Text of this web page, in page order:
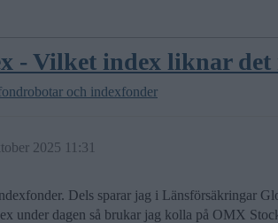
- Vilket index liknar det
och indexfonder
2025 11:31
Dels sparar jag i Länsförsäkringar
under dagen så brukar jag kolla på OMX